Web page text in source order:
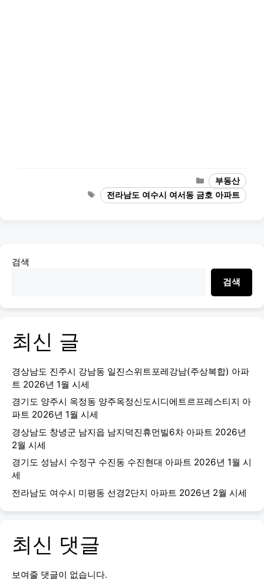
Categories
부동산
Tags전라남도 여수시 여서동 금호 아파트
검색
검색
최신 글
경상남도 진주시 강남동 일진스위트포레강남(주상복합) 아파
트 2026년 1월 시세
경기도 양주시 옥정동 양주옥정신도시디에트르프레스티지 아
파트 2026년 1월 시세
경상남도 창녕군 남지읍 남지덕진휴먼빌6차 아파트 2026년
2월 시세
경기도 성남시 수정구 수진동 수진현대 아파트 2026년 1월 시
세
전라남도 여수시 미평동 선경2단지 아파트 2026년 2월 시세
최신 댓글
보여줄 댓글이 없습니다.